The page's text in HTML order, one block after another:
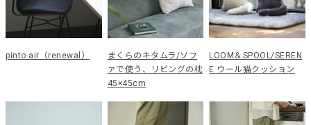
pinto air（renewal）
まくらのキタムラ/ソフ
ァで使う、リビングの枕
45×45cm
LOOM＆SPOOL/SEREN
E ウール猫クッション